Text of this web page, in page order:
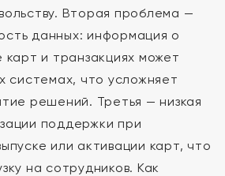
Вторая проблема —
данных: информация о
карт и транзакциях может
системах, что усложняет
решений. Третья — низкая
поддержки при
или активации карт, что
на сотрудников. Как